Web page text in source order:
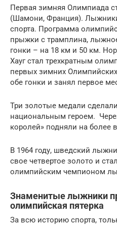
Первая зимняя Олимпиада
(Шамони, Франция).
спорта. Программа
прыжки с трамплина,
гонки – на 18 км и 50 км.
Хауг стал трехкратным
первых зимних
обе гонки и занял первое
Три золотые медали
национальным героем.
королей» подняли на более
В 1964 году, шведский
свое четвертое золото и
олимпийским чемпионом
Знаменитые лыжники
олимпийская пятерка
За всю историю спорта,